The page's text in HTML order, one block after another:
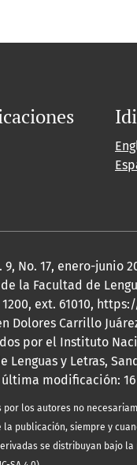
9, No. 17, enero-junio
la Facultad de
1200, ext. 61010,
Dolores Carrillo
por el Instituto
Lenguas y Letras,
última modificación:
por los autores no
la publicación, siempre y
se distribuyan bajo la